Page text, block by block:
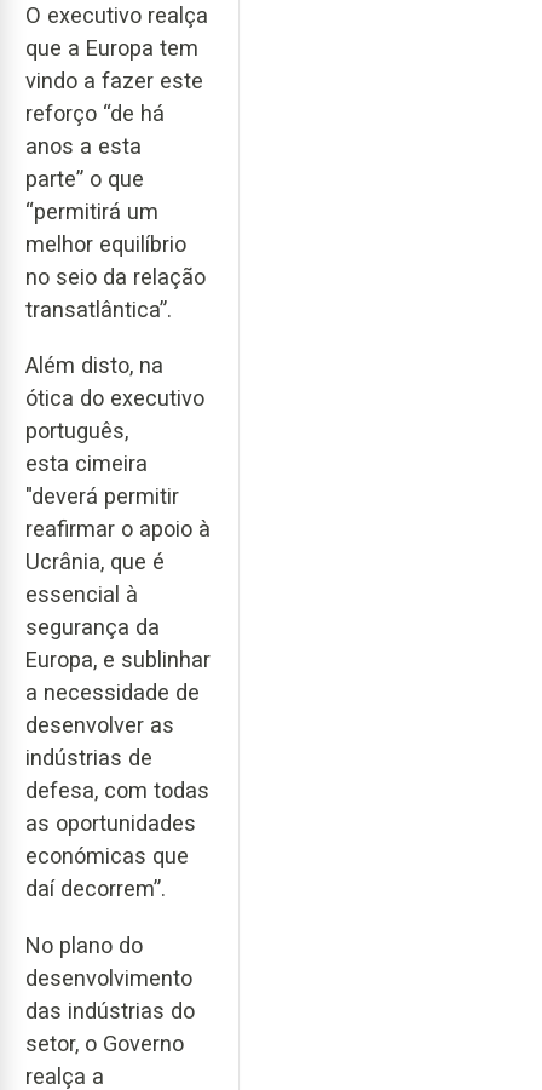
O executivo realça
que a Europa tem
vindo a fazer este
reforço “de há
anos a esta
parte” o que
“permitirá um
melhor equilíbrio
no seio da relação
transatlântica”.
Além disto, na
ótica do executivo
português,
esta cimeira
"deverá permitir
reafirmar o apoio à
Ucrânia, que é
essencial à
segurança da
Europa, e sublinhar
a necessidade de
desenvolver as
indústrias de
defesa, com todas
as oportunidades
económicas que
daí decorrem”.
No plano do
desenvolvimento
das indústrias do
setor, o Governo
realça a